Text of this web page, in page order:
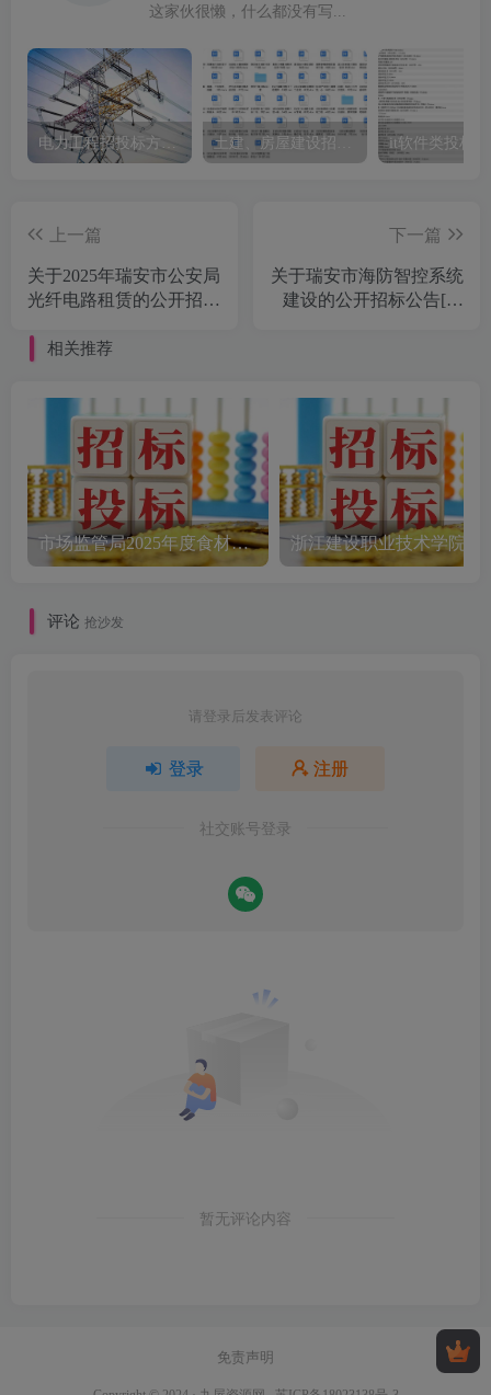
这家伙很懒，什么都没有写...
it软件类投标
上一篇
关于2025年瑞安市公安局
光纤电路租赁的公开招标
易中心]
下一篇
关于瑞安市海防智控系统
建设的公开招标公告[浙
相关推荐
市场监管局2025年度食材配送采购公告
评论 抢沙发
请登录后发表评论
登录 注册
社交账号登录
暂无评论内容
免责声明